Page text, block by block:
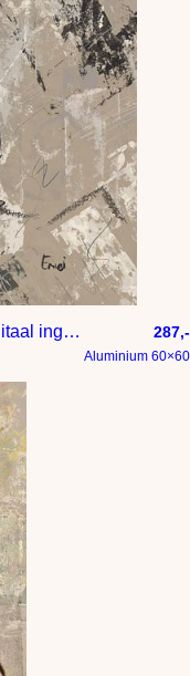
Balans oefening – potlood tekening digitaal ingekleurd 287,-
Aluminium 60×60